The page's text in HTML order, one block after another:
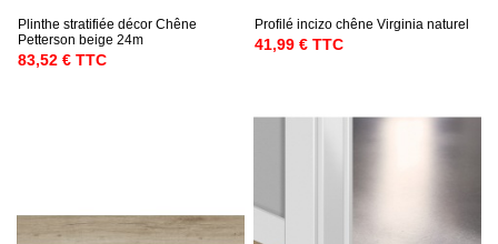
Plinthe stratifiée décor Chêne
Petterson beige 24m
83,52 € TTC
Profilé incizo chêne Virginia naturel
41,99 € TTC